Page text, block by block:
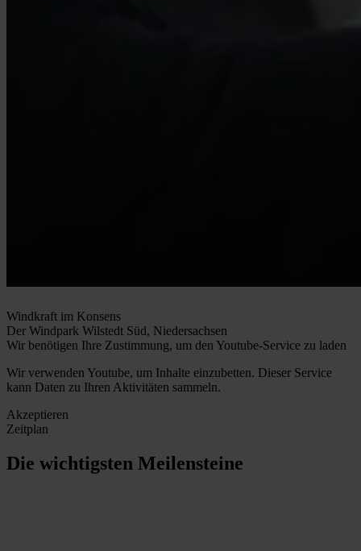
Windkraft im Konsens
Der Windpark Wilstedt Süd, Niedersachsen
Wir benötigen Ihre Zustimmung, um den Youtube-Service zu laden
Wir verwenden Youtube, um Inhalte einzubetten. Dieser Service
kann Daten zu Ihren Aktivitäten sammeln.
Akzeptieren
Zeitplan
Die wichtigsten Meilensteine